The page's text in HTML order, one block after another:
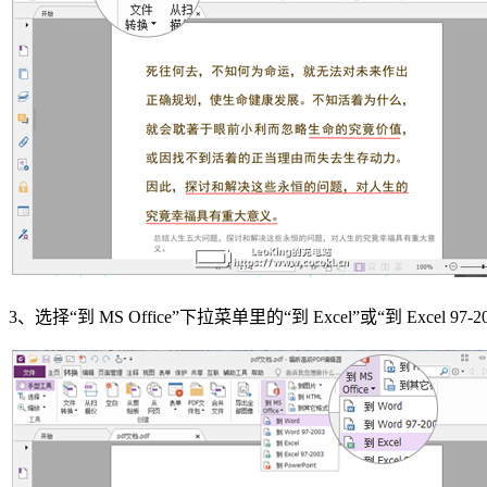
3、选择“到 MS Office”下拉菜单里的“到 Excel”或“到 Excel 97-